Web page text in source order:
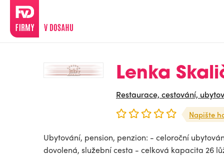
Lenka
Restaurace, cestování,
Napište
Ubytování, pension, penzion: - celoroční
dovolená, služební cesta - celková kapacita 26